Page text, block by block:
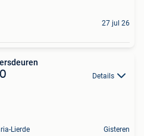
27 jul 26
Details
Lierde Gisteren